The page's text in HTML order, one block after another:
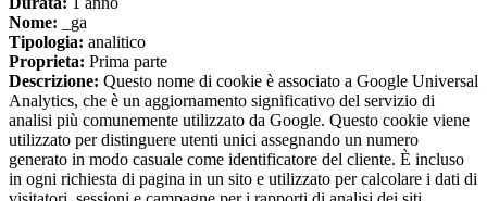
Nome: _ga
Tipologia: analitico
Proprieta: Prima parte
Descrizione: Questo nome di cookie è associato a Google Universal
Analytics, che è un aggiornamento significativo del servizio di
analisi più comunemente utilizzato da Google. Questo cookie viene
utilizzato per distinguere utenti unici assegnando un numero
generato in modo casuale come identificatore del cliente. È incluso
in ogni richiesta di pagina in un sito e utilizzato per calcolare i dati di